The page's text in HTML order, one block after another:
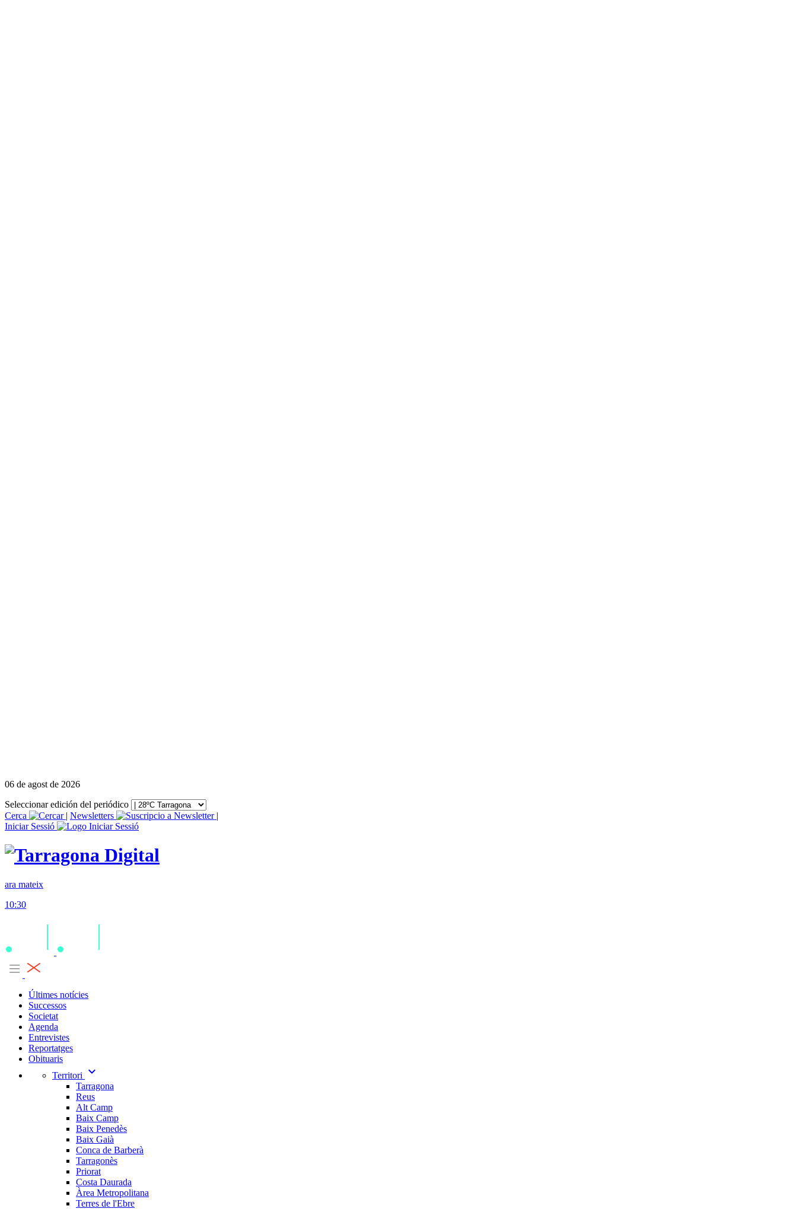
06 de agost de 2026
Seleccionar edición del periódico
Cerca
| Newsletters
|
Iniciar Sessió
ara mateix
10:30
Últimes notícies
Successos
Societat
Agenda
Entrevistes
Reportatges
Obituaris
Territori
expand_more
Tarragona
Reus
Alt Camp
Baix Camp
Baix Penedès
Baix Gaià
Conca de Barberà
Tarragonès
Priorat
Costa Daurada
Àrea Metropolitana
Terres de l'Ebre